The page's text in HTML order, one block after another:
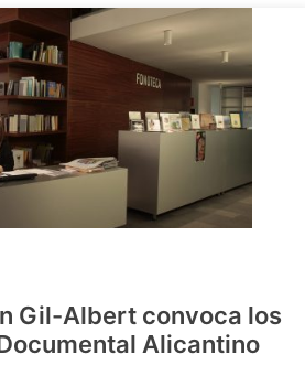
Gil-Albert convoca los
Alicantino